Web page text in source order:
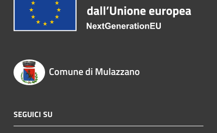
Comune di Mulazzano
SEGUICI SU